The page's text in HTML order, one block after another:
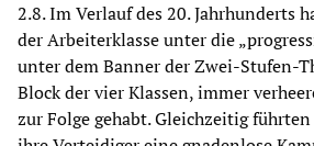
2.8. Im Verlauf des 20. Jahrhunderts
der Arbeiterklasse unter die
unter dem Banner der Zwei-Stufen-
Block der vier Klassen, immer
zur Folge gehabt. Gleichzeitig